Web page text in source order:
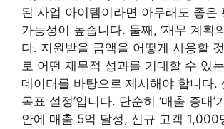
된 사업 아이템이라면 아무래도 좋은
가능성이 높습니다. 둘째, ‘재무 계획
다. 지원받을 금액을 어떻게 사용할
로 어떤 재무적 성과를 기대할 수 있
데이터를 바탕으로 제시해야 합니다.
목표 설정’입니다. 단순히 ‘매출 증대’
안에 매출 5억 달성, 신규 고객 1,000